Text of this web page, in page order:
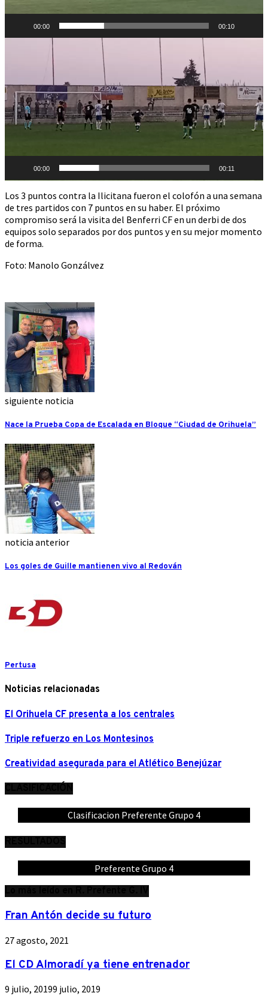
00:00 00:10
Reproductor
00:00 00:11
Los 3 puntos contra la Ilicitana fueron el colofón a una semana
de tres partidos con 7 puntos en su haber. El próximo
compromiso será la visita del Benferri CF en un derbi de dos
equipos solo separados por dos puntos y en su mejor momento
de forma.
Foto: Manolo Gonzálvez
siguiente noticia
Nace la Prueba Copa de Escalada en Bloque “Ciudad de Orihuela”
noticia anterior
Los goles de Guille mantienen vivo al Redován
Pertusa
Noticias relacionadas
El Orihuela CF presenta a los centrales
Triple refuerzo en Los Montesinos
Creatividad asegurada para el Atlético Benejúzar
Clasificacion Preferente Grupo 4
Preferente Grupo 4
Fran Antón decide su futuro
27 agosto, 2021
El CD Almoradí ya tiene entrenador
9 julio, 20199 julio, 2019